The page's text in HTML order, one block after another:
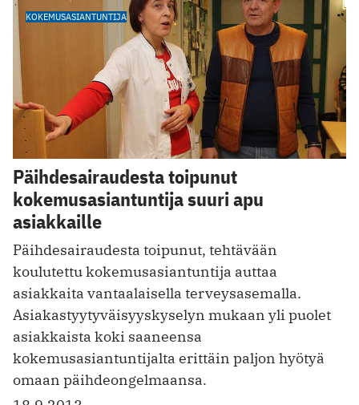
KOKEMUSASIANTUNTIJA
Päihdesairaudesta toipunut
kokemusasiantuntija suuri apu
asiakkaille
Päihdesairaudesta toipunut, tehtävään
koulutettu kokemusasiantuntija auttaa
asiakkaita vantaalaisella terveysasemalla.
Asiakastyytyväisyyskyselyn mukaan yli puolet
asiakkaista koki saaneensa
kokemusasiantuntijalta erittäin paljon hyötyä
omaan päihdeongelmaansa.